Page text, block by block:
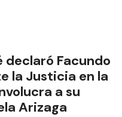
declaró Facundo
la Justicia en la
a su
Arizaga